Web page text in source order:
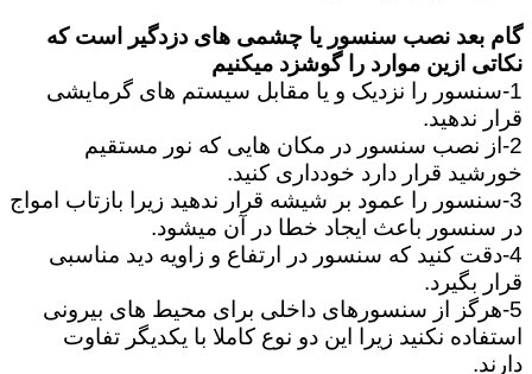
گام بعد نصب سنسور یا چشمی های دزدگیر است که
نکاتی ازین موارد را گوشزد میکنیم
1-سنسور را نزدیک و یا مقابل سیستم های گرمایشی
قرار ندهید.
2-از نصب سنسور در مکان هایی که نور مستقیم
خورشید قرار دارد خودداری کنید.
3-سنسور را عمود بر شیشه قرار ندهید زیرا بازتاب امواج
در سنسور باعث ایجاد خطا در آن میشود.
4-دقت کنید که سنسور در ارتفاع و زاویه دید مناسبی
قرار بگیرد.
5-هرگز از سنسورهای داخلی برای محیط های بیرونی
استفاده نکنید زیرا این دو نوع کاملا با یکدیگر تفاوت
دارند.